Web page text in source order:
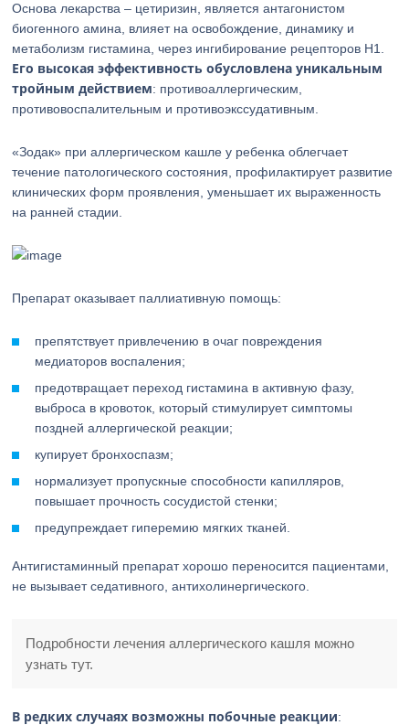
Основа лекарства – цетиризин, является антагонистом
биогенного амина, влияет на освобождение, динамику и
метаболизм гистамина, через ингибирование рецепторов Н1.
Его высокая эффективность обусловлена уникальным
тройным действием: противоаллергическим,
противовоспалительным и противоэкссудативным.
«Зодак» при аллергическом кашле у ребенка облегчает
течение патологического состояния, профилактирует развитие
клинических форм проявления, уменьшает их выраженность
на ранней стадии.
Препарат оказывает паллиативную помощь:
препятствует привлечению в очаг повреждения
медиаторов воспаления;
предотвращает переход гистамина в активную фазу,
выброса в кровоток, который стимулирует симптомы
поздней аллергической реакции;
купирует бронхоспазм;
нормализует пропускные способности капилляров,
повышает прочность сосудистой стенки;
предупреждает гиперемию мягких тканей.
Антигистаминный препарат хорошо переносится пациентами,
не вызывает седативного, антихолинергического.
Подробности лечения аллергического кашля можно
узнать тут.
В редких случаях возможны побочные реакции: